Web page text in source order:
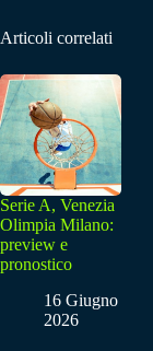
Articoli correlati
Serie A, Venezia
Olimpia Milano:
preview e
pronostico
16 Giugno
2026